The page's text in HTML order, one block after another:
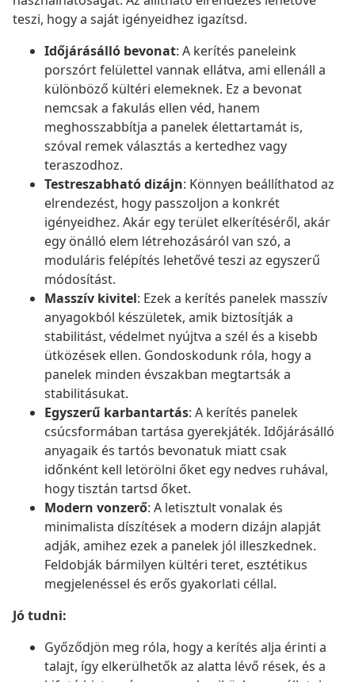
teszi, hogy a saját igényeidhez igazítsd.
Időjárásálló bevonat: A kerítés paneleink
porszórt felülettel vannak ellátva, ami ellenáll a
különböző kültéri elemeknek. Ez a bevonat
nemcsak a fakulás ellen véd, hanem
meghosszabbítja a panelek élettartamát is,
szóval remek választás a kertedhez vagy
teraszodhoz.
Testreszabható dizájn: Könnyen beállíthatod az
elrendezést, hogy passzoljon a konkrét
igényeidhez. Akár egy terület elkerítéséről, akár
egy önálló elem létrehozásáról van szó, a
moduláris felépítés lehetővé teszi az egyszerű
módosítást.
Masszív kivitel: Ezek a kerítés panelek masszív
anyagokból készületek, amik biztosítják a
stabilitást, védelmet nyújtva a szél és a kisebb
ütközések ellen. Gondoskodunk róla, hogy a
panelek minden évszakban megtartsák a
stabilitásukat.
Egyszerű karbantartás: A kerítés panelek
csúcsformában tartása gyerekjáték. Időjárásálló
anyagaik és tartós bevonatuk miatt csak
időnként kell letörölni őket egy nedves ruhával,
hogy tisztán tartsd őket.
Modern vonzerő: A letisztult vonalak és
minimalista díszítések a modern dizájn alapját
adják, amihez ezek a panelek jól illeszkednek.
Feldobják bármilyen kültéri teret, esztétikus
megjelenéssel és erős gyakorlati céllal.
Jó tudni:
Győződjön meg róla, hogy a kerítés alja érinti a
talajt, így elkerülhetők az alatta lévő rések, és a